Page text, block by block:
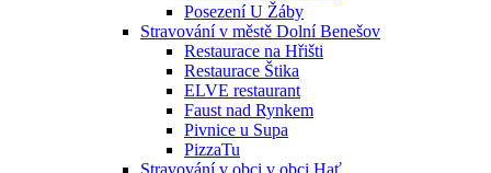
Posezení U Žáby
Stravování v městě Dolní Benešov
Restaurace na Hřišti
Restaurace Štika
ELVE restaurant
Faust nad Rynkem
Pivnice u Supa
PizzaTu
Stravování v obci v obci Hať